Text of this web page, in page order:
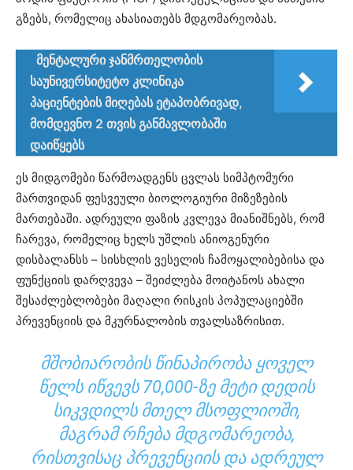
გზებს, რომელიც ახასიათებს მდგომარეობას.
მენტალური ჯანმრთელობის
საუნივერსიტეტო კლინიკა
პაციენტების მიღებას ეტაპობრივად,
მომდევნო 2 თვის განმავლობაში
დაიწყებს
ეს მიდგომები წარმოადგენს ცვლას სიმპტომური
მართვიდან ფესვეული ბიოლოგიური მიზეზების
მართებაში. ადრეული ფაზის კვლევა მიანიშნებს, რომ
ჩარევა, რომელიც ხელს უშლის ანიოგენური
დისბალანსს – სისხლის ვესელის ჩამოყალიბებისა და
ფუნქციის დარღვევა – შეიძლება მოიტანოს ახალი
შესაძლებლობები მაღალი რისკის პოპულაციებში
პრევენციის და მკურნალობის თვალსაზრისით.
ᲛᲨᲝᲑᲘᲐᲠᲝᲑᲘᲡ ᲬᲘᲜᲐᲞᲘᲠᲝᲑᲐ ᲧᲝᲕᲔᲚ
ᲬᲔᲚᲡ ᲘᲬᲕᲔᲕᲡ 70,000-ᲖᲔ ᲛᲔᲢᲘ ᲓᲔᲓᲘᲡ
ᲡᲘᲙᲕᲓᲘᲚᲡ ᲛᲗᲔᲚ ᲛᲡᲝᲤᲚᲘᲝᲨᲘ,
ᲛᲐᲒᲠᲐᲛ ᲠᲩᲔᲑᲐ ᲛᲓᲒᲝᲛᲐᲠᲔᲝᲑᲐ,
ᲠᲘᲡᲗᲕᲘᲡᲐᲪ ᲞᲠᲔᲕᲔᲜᲪᲘᲘᲡ ᲓᲐ ᲐᲓᲠᲔᲣᲚ